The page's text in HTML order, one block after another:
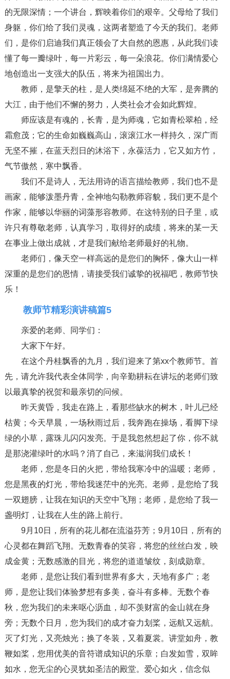
的无限深情；一个讲台，辉映着你们的艰辛。父母给了我们
身躯，你们给了我们灵魂，这两者塑造了今天的我们。老师
们，是你们启迪我们真正领会了大自然的恩惠，从此我们读
懂了每一瓣绿叶，每一片彩云，每一朵浪花。你们满情爱心
地创造出一支强大的队伍，将来为祖国出力。
教师，是擎天的柱，是人类绵延不绝的大军，是奔腾的
大江，由于他们不懈的努力，人类社会才会如此辉煌。
师应该是有魂的，长青，是为师魂，它如青松翠柏，经
霜愈茂；它的生命如巍巍高山，滚滚江水一样持久，深广而
无坚不摧，在蓝天烈日的沐浴下，永葆活力，它又如方竹，
气节傲然，寒中飘香。
我们不是诗人，无法用诗的语言描绘教师，我们也不是
画家，能够泼墨丹青，全神地勾勒教师容貌，我们更不是个
作家，能够以华丽的词藻形容教师。在这特别的日子里，或
许只有尊敬老师，认真学习，取得好的成绩，将来的某一天
在事业上做出成就，才是我们献给老师最好的礼物。
老师们，像天空一样高远的是您们的胸怀，像大山一样
深重的是您们的恩情，请接受我们诚挚的祝福吧，教师节快
乐！
教师节精彩演讲稿篇5
亲爱的老师、同学们：
大家下午好。
在这个丹桂飘香的九月，我们迎来了第xx个教师节。首
先，请允许我代表全体同学，向辛勤耕耘在讲坛的老师们致
以最真挚的祝贺和最亲切的问候。
昨天黄昏，我走在路上，看那些缺水的树木，叶儿已经
枯黄；今天早晨，一场秋雨过后，我奔跑在操场，看脚下绿
绿的小草，露珠儿闪闪发亮。于是我忽然想起了你，你不就
是那浇灌绿叶的水吗？消了自己，来滋润我们成长！
老师，您是冬日的火把，带给我寒冷中的温暖；老师，
您是黑夜的灯光，带给我迷茫中的光亮。老师，是您给了我
一双翅膀，让我在知识的天空中飞翔；老师，是您给了我一
盏明灯，让我在人生的路上前行。
9月10日，所有的花儿都在流溢芬芳；9月10日，所有的
心灵都在舞蹈飞翔。无数青春的笑容，将您的丝丝白发，映
成金黄；无数感激的目光，将您的道道皱纹，刻成勋章。
老师，是您让我们看到世界有多大，天地有多广；老
师，是您让我们体验梦想有多美，奋斗有多棒。无数个春
秋，您为我们的未来呕心沥血，却不羡财富的金山就在身
旁；无数个日月，您为我们的成才奋力划桨，远航又远航。
灭了灯光，又亮烛光；换了冬装，又着夏裳。讲堂如舟，教
鞭如桨，您用优美的音符谱成知识的乐章；白发如雪，双眸
如水，您无尘的心灵犹如圣洁的殿堂。爱心如火，信念似